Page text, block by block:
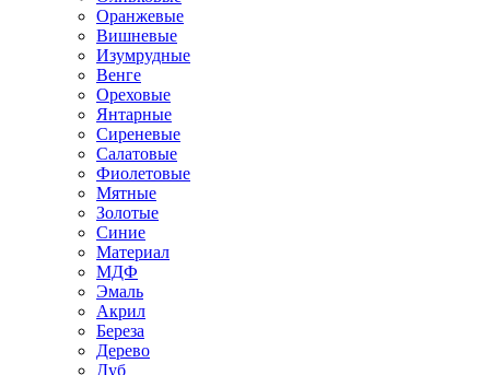
Оранжевые
Вишневые
Изумрудные
Венге
Ореховые
Янтарные
Сиреневые
Салатовые
Фиолетовые
Мятные
Золотые
Синие
Материал
МДФ
Эмаль
Акрил
Береза
Дерево
Дуб